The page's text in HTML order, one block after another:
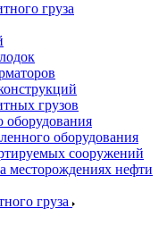
груза
грузов
оборудования
оборудования
сооружений
месторождениях нефти
груза